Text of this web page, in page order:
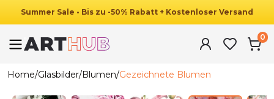
Summer Sale • Bis zu -50% Rabatt + Kostenloser Versand
0
Home/Glasbilder/Blumen/Gezeichnete Blumen